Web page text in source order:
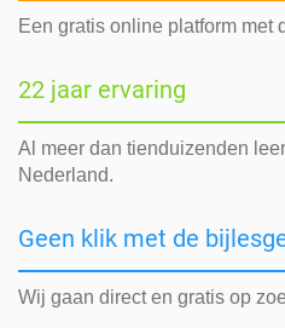
Een gratis online platform met
22 jaar ervaring
Al meer dan tienduizenden
Nederland.
Geen klik met de
Wij gaan direct en gratis op